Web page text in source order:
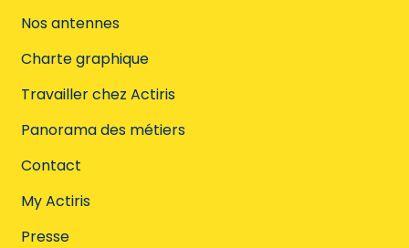
Nos antennes
Charte graphique
Travailler chez Actiris
Panorama des métiers
Contact
My Actiris
Presse